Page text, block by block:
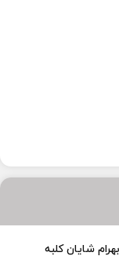
شایان کلبه